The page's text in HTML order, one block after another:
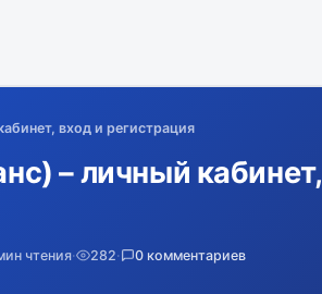
вход и регистрация
– личный кабинет,
чтения· 282· 0 комментариев